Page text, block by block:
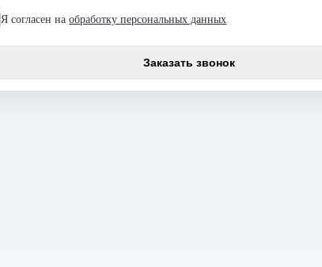
Я согласен наобработку персональных данных